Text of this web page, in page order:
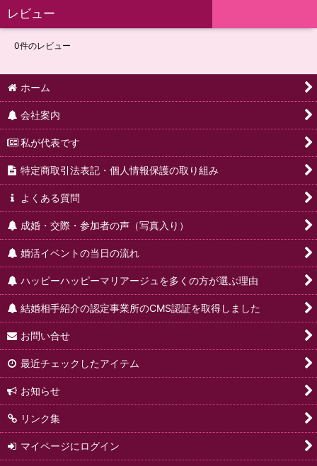
レビュー
0件のレビュー
ホーム
会社案内
私が代表です
特定商取引法表記・個人情報保護の取り組み
よくある質問
成婚・交際・参加者の声（写真入り）
婚活イベントの当日の流れ
ハッピーハッピーマリアージュを多くの方が選ぶ理由
結婚相手紹介の認定事業所のCMS認証を取得しました
お問い合せ
最近チェックしたアイテム
お知らせ
リンク集
マイページにログイン